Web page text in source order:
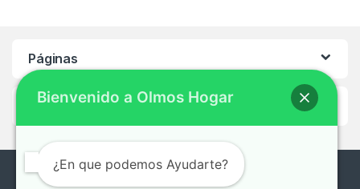
Páginas
Ayuda
Bienvenido a Olmos Hogar
¿En que podemos Ayudarte?